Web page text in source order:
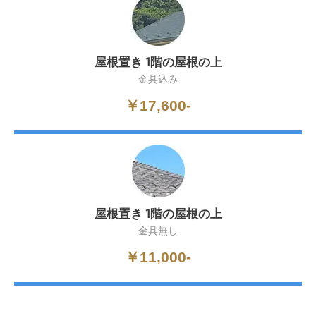
屋根置き 1階の屋根の上
金具込み
￥17,600-
屋根置き 1階の屋根の上
金具無し
￥11,000-